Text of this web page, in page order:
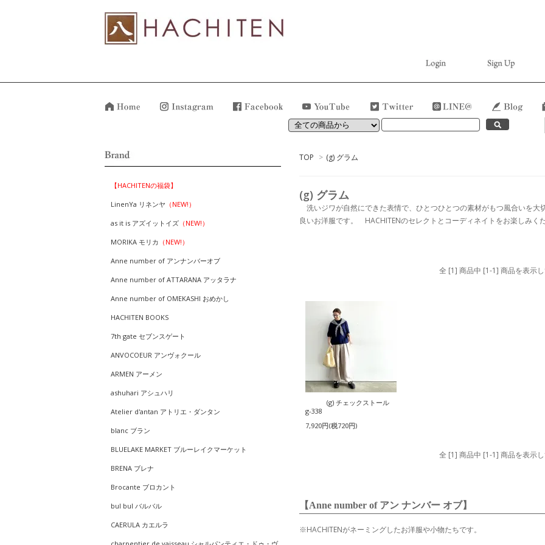
【HACHITENの福袋】
LinenYa リネンヤ （NEW!）
as it is アズイットイズ （NEW!）
MORIKA モリカ （NEW!）
Anne number of アンナンバーオブ
Anne number of ATTARANA アッタラナ
Anne number of OMEKASHI おめかし
HACHITEN BOOKS
7th gate セブンスゲート
ANVOCOEUR アンヴォクール
ARMEN アーメン
ashuhari アシュハリ
Atelier d'antan アトリエ・ダンタン
blanc ブラン
BLUELAKE MARKET ブルーレイクマーケット
BRENA ブレナ
Brocante ブロカント
bul bul バルバル
CAERULA カエルラ
TOP > (g) グラム
(g) グラム
洗いジワが自然にできた表情で、ひとつひとつの素材がもつ風合いを大
良いお洋服です。 HACHITENのセレクトとコーディネイトをお楽しみくだ
全 [1] 商品中 [1-1] 商品を表示
(g) チェックストール
g-338
7,920円(税720円)
全 [1] 商品中 [1-1] 商品を表示
【Anne number of アン ナンバー オブ】
※HACHITENがネーミングしたお洋服や小物たちです。